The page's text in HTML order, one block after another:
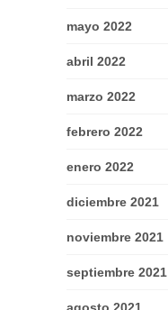
mayo 2022
abril 2022
marzo 2022
febrero 2022
enero 2022
diciembre 2021
noviembre 2021
septiembre 2021